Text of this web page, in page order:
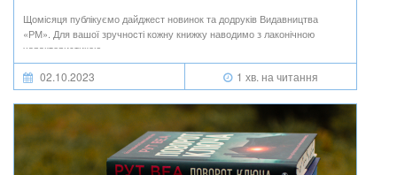
Щомісяця публікуємо дайджест новинок та додруків Видавництва
«РМ». Для вашої зручності кожну книжку наводимо з лаконічною
характеристикою.
02.10.2023 1 хв. на читання